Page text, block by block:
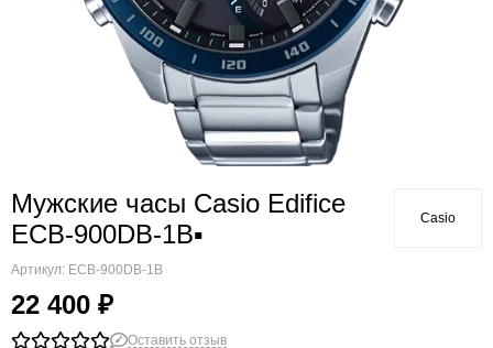
Мужские часы Casio Edifice
ECB-900DB-1B▪
Артикул: ECB-900DB-1B
22 400 ₽
Casio
Оставить отзыв